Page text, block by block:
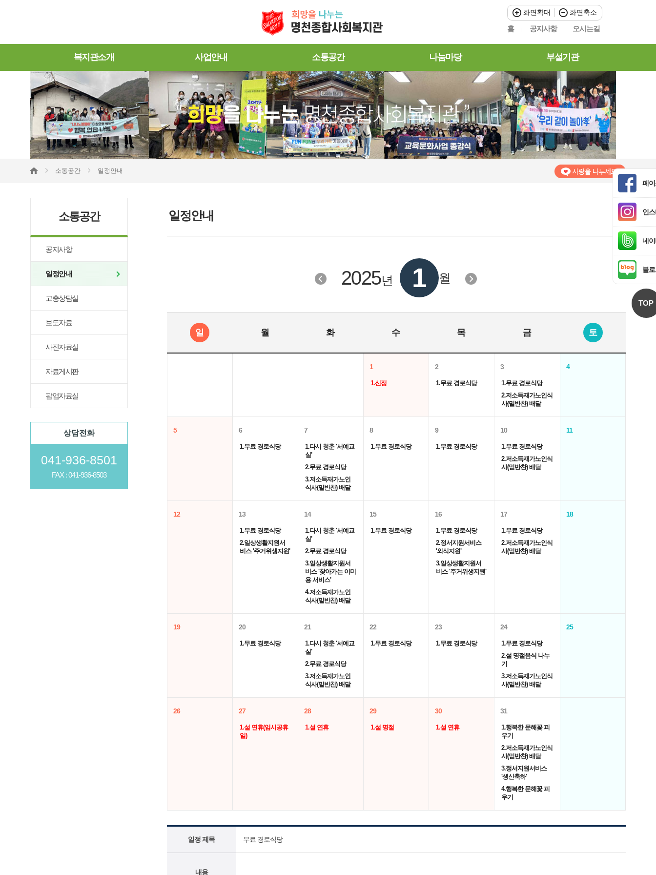
화면확대 화면축소
홈 공지사항 오시는길
복지관소개 사업안내 소통공간 나눔마당 부설기관
페
인
네
블
TOP
소통공간 일정안내
소통공간
공지사항
일정안내
고충상담실
보도자료
사진자료실
자료게시판
팝업자료실
상담전화
041-936-8501
FAX : 041-936-8503
일정안내
2025년 1 월
일 월 화 수 목 금 토
1
1.신정
2
1.무료 경로식당
3
1.무료 경로식당
2.저소득재가노인식
사(밑반찬) 배달
4
5 6
1.무료 경로식당
7
1.다시 청춘 '서예교
실'
2.무료 경로식당
3.저소득재가노인
식사(밑반찬) 배달
8
1.무료 경로식당
9
1.무료 경로식당
10
1.무료 경로식당
2.저소득재가노인식
사(밑반찬) 배달
11
12 13
1.무료 경로식당
2.일상생활지원서
비스 '주거위생지원'
14
1.다시 청춘 '서예교
실'
2.무료 경로식당
3.일상생활지원서
비스 '찾아가는 이미
용 서비스'
4.저소득재가노인
식사(밑반찬) 배달
15
1.무료 경로식당
16
1.무료 경로식당
2.정서지원서비스
'외식지원'
3.일상생활지원서
비스 '주거위생지원'
17
1.무료 경로식당
2.저소득재가노인식
사(밑반찬) 배달
18
19 20
1.무료 경로식당
21
1.다시 청춘 '서예교
실'
2.무료 경로식당
3.저소득재가노인
식사(밑반찬) 배달
22
1.무료 경로식당
23
1.무료 경로식당
24
1.무료 경로식당
2.설 명절음식 나누
기
3.저소득재가노인식
사(밑반찬) 배달
25
26 27
1.설 연휴(임시공휴
일)
28
1.설 연휴
29
1.설 명절
30
1.설 연휴
31
1.행복한 문해꽃 피
우기
2.저소득재가노인식
사(밑반찬) 배달
3.정서지원서비스
'생신축하'
4.행복한 문해꽃 피
우기
일정 제목 무료 경로식당
내용